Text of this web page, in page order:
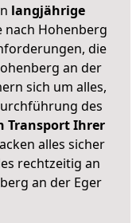
langjährige
nach Hohenberg
die
an der
sich um alles,
des
Transport Ihrer
alles sicher
rechtzeitig an
an der Eger